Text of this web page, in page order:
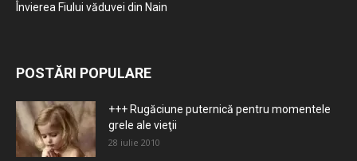
Învierea Fiului văduvei din Nain
POSTĂRI POPULARE
+++ Rugăciune puternică pentru momentele
grele ale vieţii
28 iulie 2010